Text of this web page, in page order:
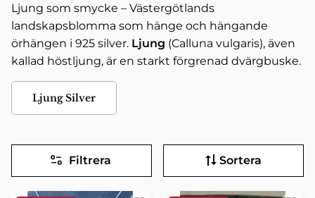
Ljung som smycke – Västergötlands
landskapsblomma som hänge och hängande
örhängen i 925 silver. Ljung (Calluna vulgaris), även
kallad höstljung, är en starkt förgrenad dvärgbuske.
Ljung Silver
Filtrera Sortera